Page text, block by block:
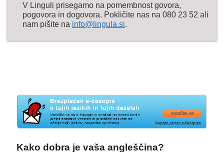
V Linguli prisegamo na pomembnost govora,
pogovora in dogovora. Pokličite nas na 080 23 52 ali
nam pišite na info@lingula.si.
Kako dobra je vaša angleščina?